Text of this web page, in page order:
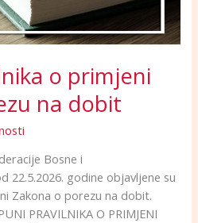
o primjeni
na dobit
Bosne i
22.5.2026. godine objavljene su
Zakona o porezu na dobit.
PRAVILNIKA O PRIMJENI